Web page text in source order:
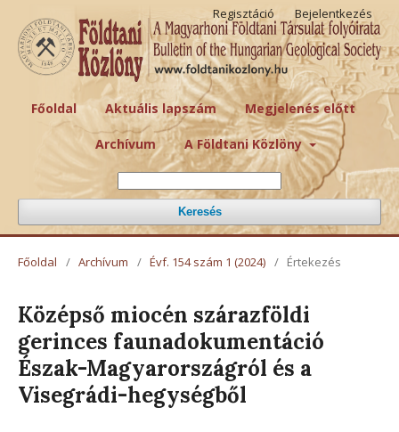
Főoldal Aktuális lapszám Megjelenés előtt
Archívum A Földtani Közlöny
Keresés
Regisztáció Bejelentkezés
Főoldal / Archívum / Évf. 154 szám 1 (2024) / Értekezés
Középső miocén szárazföldi
gerinces faunadokumentáció
Észak-Magyarországról és a
Visegrádi-hegységből